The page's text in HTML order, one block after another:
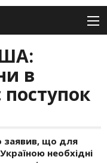
в
поступок
заявив, що для
необхідні